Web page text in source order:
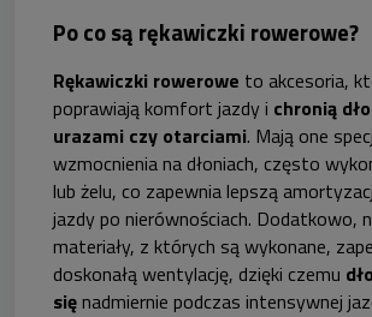
Po co są rękawiczki rowerowe?
Rękawiczki rowerowe to akcesoria,
poprawiają komfort jazdy i chronią
urazami czy otarciami. Mają one
wzmocnienia na dłoniach, często
lub żelu, co zapewnia lepszą
jazdy po nierównościach. Dodatkowo,
materiały, z których są wykonane,
doskonałą wentylację, dzięki czemu
sięnadmiernie podczas intensywnej